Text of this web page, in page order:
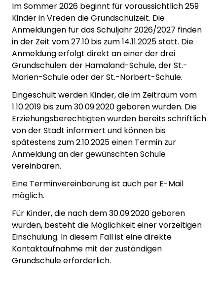
Im Sommer 2026 beginnt für voraussichtlich 259
Kinder in Vreden die Grundschulzeit. Die
Anmeldungen für das Schuljahr 2026/2027 finden
in der Zeit vom 27.10.bis zum 14.11.2025 statt. Die
Anmeldung erfolgt direkt an einer der drei
Grundschulen: der Hamaland-Schule, der St.-
Marien-Schule oder der St.-Norbert-Schule.
Eingeschult werden Kinder, die im Zeitraum vom
1.10.2019 bis zum 30.09.2020 geboren wurden. Die
Erziehungsberechtigten wurden bereits schriftlich
von der Stadt informiert und können bis
spätestens zum 2.10.2025 einen Termin zur
Anmeldung an der gewünschten Schule
vereinbaren.
Eine Terminvereinbarung ist auch per E-Mail
möglich.
Für Kinder, die nach dem 30.09.2020 geboren
wurden, besteht die Möglichkeit einer vorzeitigen
Einschulung. In diesem Fall ist eine direkte
Kontaktaufnahme mit der zuständigen
Grundschule erforderlich.